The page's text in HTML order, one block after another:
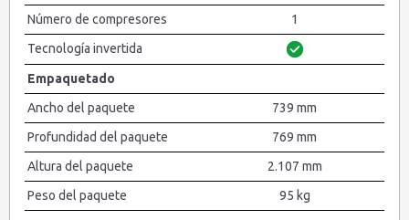
Número de compresores
1
Tecnología invertida
Empaquetado
Ancho del paquete
739 mm
Profundidad del paquete
769 mm
Altura del paquete
2.107 mm
Peso del paquete
95 kg